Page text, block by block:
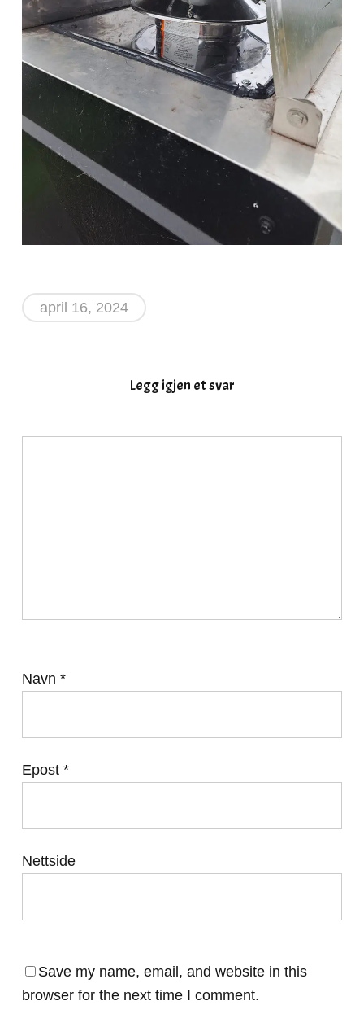
april 16, 2024
Legg igjen et svar
Navn *
Epost *
Nettside
Save my name, email, and website in this
browser for the next time I comment.